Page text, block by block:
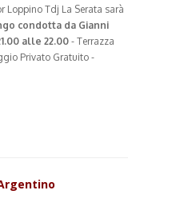
Loppino Tdj La Serata sarà
condotta da Gianni
alle 22.00- Terrazza
Privato Gratuito -